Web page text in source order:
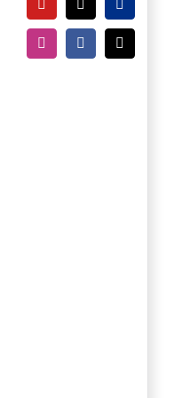
YouTubeTiktokPayPal
InstagramFacebook
E-
Mail